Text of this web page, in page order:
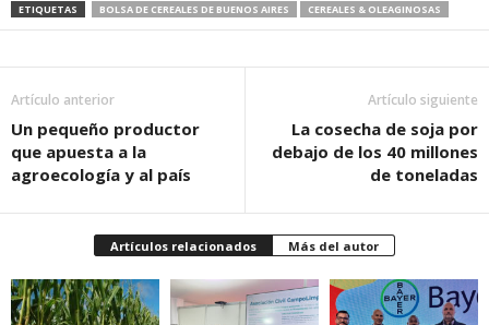
ETIQUETAS BOLSA DE CEREALES DE BUENOS AIRES CEREALES & OLEAGINOSAS
Artículo anterior
Un pequeño productor
que apuesta a la
agroecología y al país
Artículo siguiente
La cosecha de soja por
debajo de los 40 millones
de toneladas
Artículos relacionados Más del autor